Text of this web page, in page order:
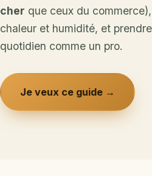
cher que ceux du
chaleur et humidité, et
quotidien comme un pro.
Je veux ce guide →